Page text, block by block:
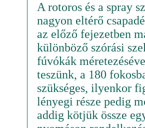
A rotoros és a spray
nagyon eltérő
az előző fejezetben
különböző szórási
fúvókák
teszünk, a 180
szükséges, ilyenkor
lényegi része pedig
addig kötjük össze